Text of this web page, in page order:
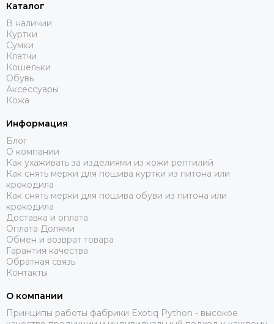
Каталог
В наличии
Куртки
Сумки
Клатчи
Кошельки
Обувь
Аксессуары
Кожа
Информация
Блог
О компании
Как ухаживать за изделиями из кожи рептилий
Как снять мерки для пошива куртки из питона или
крокодила
Как снять мерки для пошива обуви из питона или
крокодила
Доставка и оплата
Оплата Долями
Обмен и возврат товара
Гарантия качества
Обратная связь
Контакты
О компании
Принципы работы фабрики Exotiq Python - высокое